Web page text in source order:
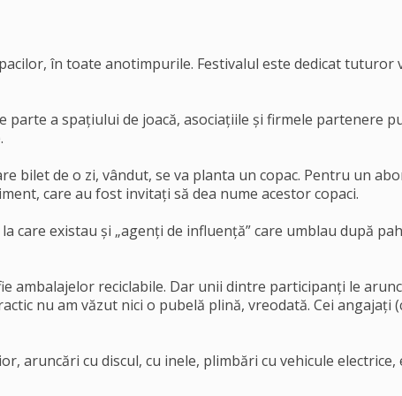
în toate anotimpurile. Festivalul este dedicat tuturor
a spațiului de joacă, asociațiile și firmele partenere
bilet de o zi, vândut, se va planta un copac. Pentru un
care au fost invitați să dea nume acestor copaci.
care existau și „agenți de influență” care umblau după
reciclabile. Dar unii dintre participanți le
nu am văzut nici o pubelă plină, vreodată. Cei
aruncări cu discul, cu inele, plimbări cu vehicule electrice,